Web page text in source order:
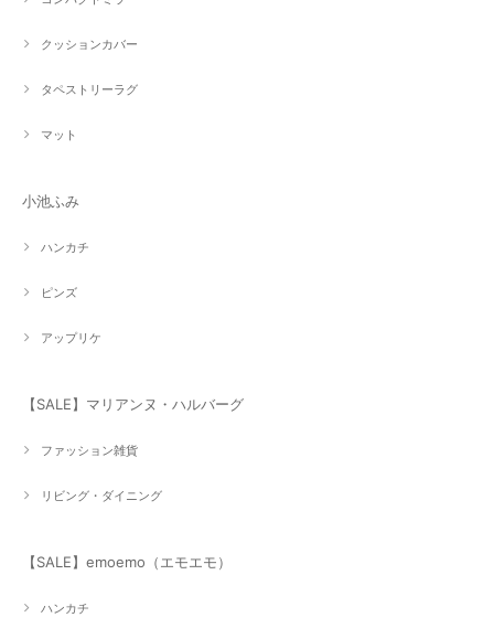
クッションカバー
タペストリーラグ
マット
小池ふみ
ハンカチ
ピンズ
アップリケ
【SALE】マリアンヌ・ハルバーグ
ファッション雑貨
リビング・ダイニング
【SALE】emoemo（エモエモ）
ハンカチ